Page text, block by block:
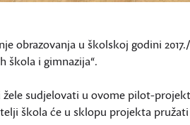
obrazovanja u školskoj godini
škola i gimnazija“.
sudjelovati u ovome pilot-
škola će u sklopu projekta